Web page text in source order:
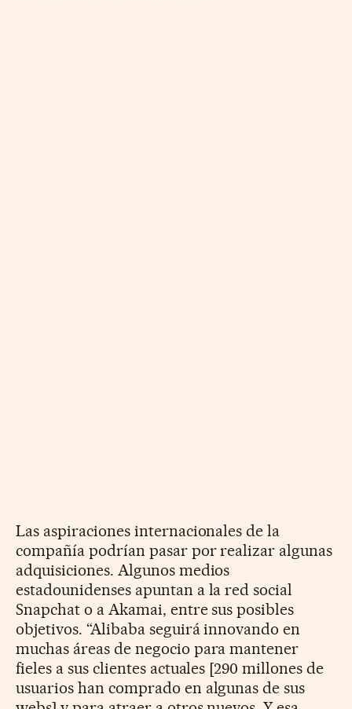
Las aspiraciones internacionales de la
compañía podrían pasar por realizar algunas
adquisiciones. Algunos medios
estadounidenses apuntan a la red social
Snapchat o a Akamai, entre sus posibles
objetivos. “Alibaba seguirá innovando en
muchas áreas de negocio para mantener
fieles a sus clientes actuales [290 millones de
usuarios han comprado en algunas de sus